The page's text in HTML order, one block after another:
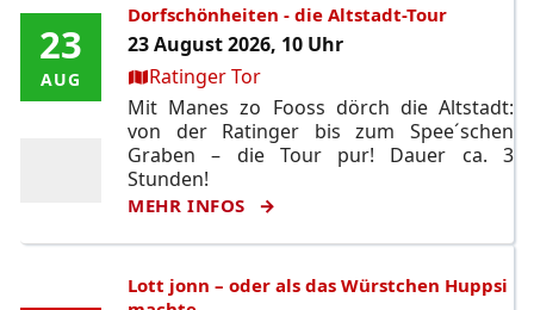
23
AUG
23
AUG
Dorfschönheiten - die Altstadt-Tour
23 August 2026, 10 Uhr
Ort:Ratinger Tor
Mit Manes zo Fooss dörch die Altstadt:
von der Ratinger bis zum Spee´schen
Graben – die Tour pur! Dauer ca. 3
Stunden!
MEHR INFOS
Lott jonn – oder als das Würstchen Huppsi